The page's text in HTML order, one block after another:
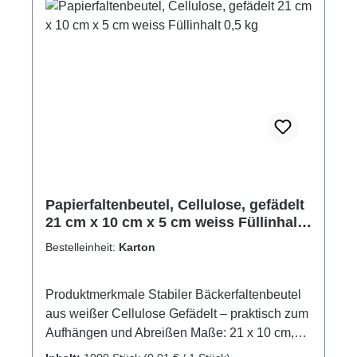
Durchweichen und sorgt für ein sauberes
Genusserlebnis – ideal für Street Food,
Papierfaltenbeutel, Cellulose, gefädelt
21 cm x 10 cm x 5 cm weiss Füllinhalt
0,5 kg
Bestelleinheit: Karton
Produktmerkmale Stabiler Bäckerfaltenbeutel
aus weißer Cellulose Gefädelt – praktisch zum
Aufhängen und Abreißen Maße: 21 x 10 cm,
Seitenfalte: 5 cm Füllinhalt: 0,5 kg – ideal für